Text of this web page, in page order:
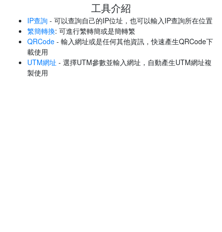
工具介紹
IP查詢 - 可以查詢自己的IP位址，也可以輸入IP查詢所在位置
繁簡轉換: 可進行繁轉簡或是簡轉繁
QRCode - 輸入網址或是任何其他資訊，快速產生QRCode下
載使用
UTM網址 - 選擇UTM參數並輸入網址，自動產生UTM網址複
製使用